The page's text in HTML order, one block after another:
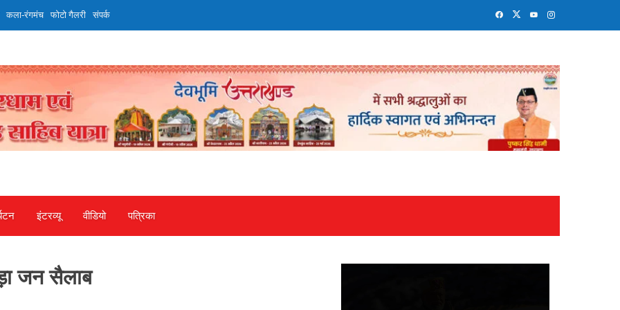
कला-रंगमंच फोटो गैलरी संपर्क
इंटरव्‍यू वीडियो पत्रिका
जन सैलाब